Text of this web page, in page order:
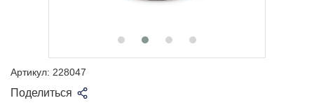
Артикул: 228047
Поделиться